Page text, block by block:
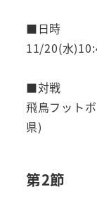
■日時
11/20(水
■対戦
飛鳥フット
県)
第2節